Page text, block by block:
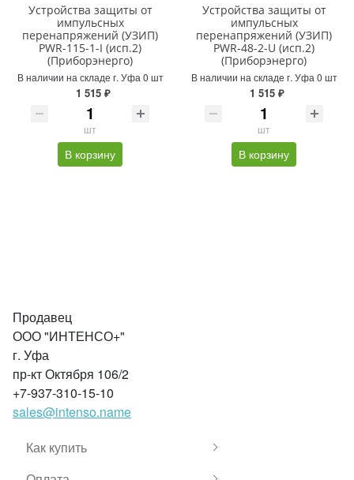
Устройства защиты от
импульсных
перенапряжений (УЗИП)
PWR-115-1-I (исп.2)
(Приборэнерго)
В наличии на складе г. Уфа 0 шт
1 515 ₽
шт
В корзину
Устройства защиты от
импульсных
перенапряжений (УЗИП)
PWR-48-2-U (исп.2)
(Приборэнерго)
В наличии на складе г. Уфа 0 шт
1 515 ₽
шт
В корзину
Продавец
ООО "ИНТЕНСО+"
г. Уфа
пр-кт Октября 106/2
+7-937-310-15-10
sales@intenso.name
Как купить